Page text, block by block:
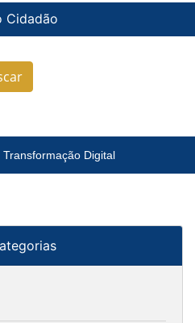
Cidadão
Transformação Digital